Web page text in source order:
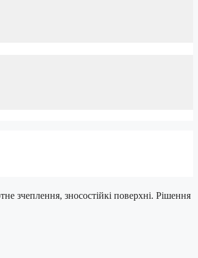
зчеплення, зносостійкі поверхні. Рішення